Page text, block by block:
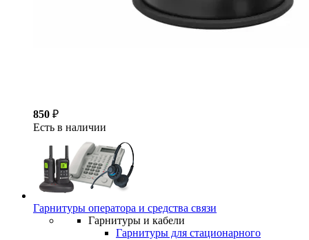
850 ₽
Есть в наличии
Гарнитуры оператора и средства связи
Гарнитуры и кабели
Гарнитуры для стационарного